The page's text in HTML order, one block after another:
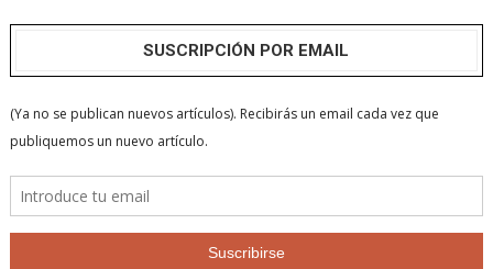
SUSCRIPCIÓN POR EMAIL